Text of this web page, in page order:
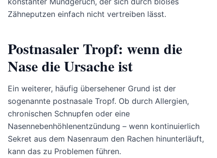
Zähneputzen einfach nicht vertreiben lässt.
Postnasaler Tropf: wenn die
Nase die Ursache ist
Ein weiterer, häufig übersehener Grund ist der
sogenannte postnasale Tropf. Ob durch Allergien,
chronischen Schnupfen oder eine
Nasennebenhöhlenentzündung – wenn kontinuierlich
Sekret aus dem Nasenraum den Rachen hinunterläuft,
kann das zu Problemen führen.